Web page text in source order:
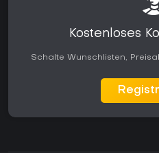
Kostenloses
Schalte Wunschlisten,